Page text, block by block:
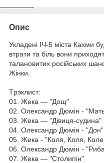
Опис
Укладені ІЧ-5 міста Кахми
втрати та біль вони
талановитих російських
Жінки.
Tрэклист:
01. Жека — "Дощ"
02. Олександр Дюмін -
03. Жека — "Дівиця-судина"
04. Олександр Дюмін - "Дон"
05. Жека - "Коля, Коля,
06. Олександр Дюмін -
07. Жека — "Столипін"